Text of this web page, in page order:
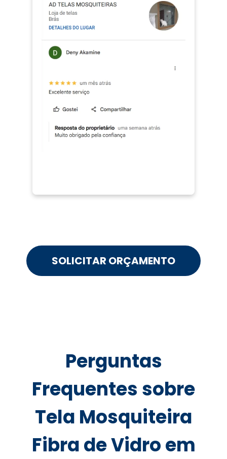
SOLICITAR ORÇAMENTO
Perguntas
Frequentes sobre
Tela Mosquiteira
Fibra de Vidro em